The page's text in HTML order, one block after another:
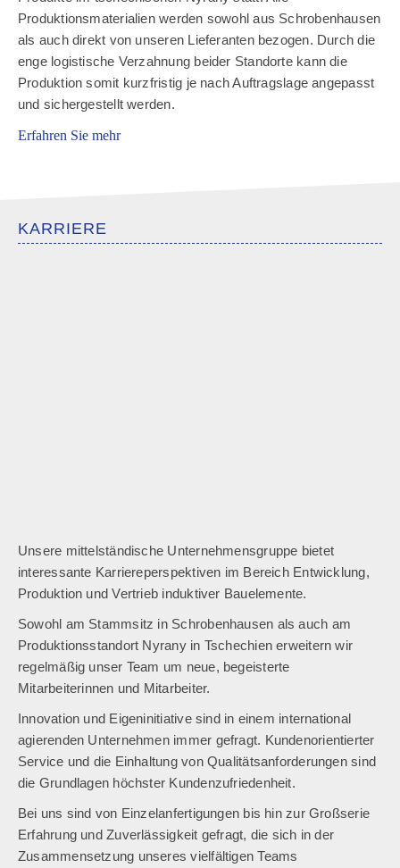
Produktionsmaterialien werden sowohl aus Schrobenhausen
als auch direkt von unseren Lieferanten bezogen. Durch die
enge logistische Verzahnung beider Standorte kann die
Produktion somit kurzfristig je nach Auftragslage angepasst
und sichergestellt werden.
Erfahren Sie mehr
KARRIERE
Unsere mittelständische Unternehmensgruppe bietet
interessante Karriereperspektiven im Bereich Entwicklung,
Produktion und Vertrieb induktiver Bauelemente.
Sowohl am Stammsitz in Schrobenhausen als auch am
Produktionsstandort Nyrany in Tschechien erweitern wir
regelmäßig unser Team um neue, begeisterte
Mitarbeiterinnen und Mitarbeiter.
Innovation und Eigeninitiative sind in einem international
agierenden Unternehmen immer gefragt. Kundenorientierter
Service und die Einhaltung von Qualitätsanforderungen sind
die Grundlagen höchster Kundenzufriedenheit.
Bei uns sind von Einzelanfertigungen bis hin zur Großserie
Erfahrung und Zuverlässigkeit gefragt, die sich in der
Zusammensetzung unseres vielfältigen Teams